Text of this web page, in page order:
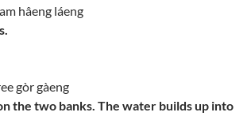
hâeng láeng
gòr gàeng
the two banks. The water builds up into